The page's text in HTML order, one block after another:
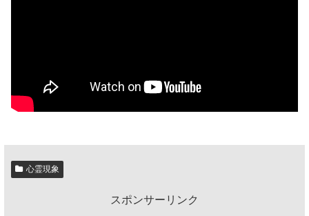
心霊現象
スポンサーリンク